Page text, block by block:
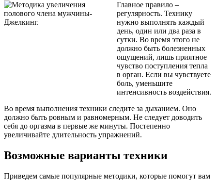
Главное правило –
регулярность. Технику
нужно выполнять каждый
день, один или два раза в
сутки. Во время этого не
должно быть болезненных
ощущений, лишь приятное
чувство поступления тепла
в орган. Если вы чувствуете
боль, уменьшите
интенсивность воздействия.
Во время выполнения техники следите за дыханием. Оно
должно быть ровным и равномерным. Не следует доводить
себя до оргазма в первые же минуты. Постепенно
увеличивайте длительность упражнений.
Возможные варианты техники
Приведем самые популярные методики, которые помогут вам